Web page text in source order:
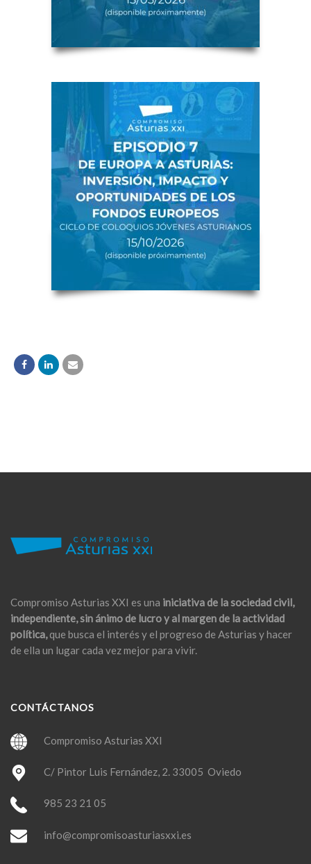
Compromiso Asturias XXI es una iniciativa de la sociedad civil,
independiente, sin ánimo de lucro y al margen de la actividad
política,que busca el interés y el progreso de Asturias y hacer
de ella un lugar cada vez mejor para vivir.
CONTÁCTANOS
Compromiso Asturias XXI
C/ Pintor Luis Fernández, 2. 33005 Oviedo
985 23 21 05
info@compromisoasturiasxxi.es